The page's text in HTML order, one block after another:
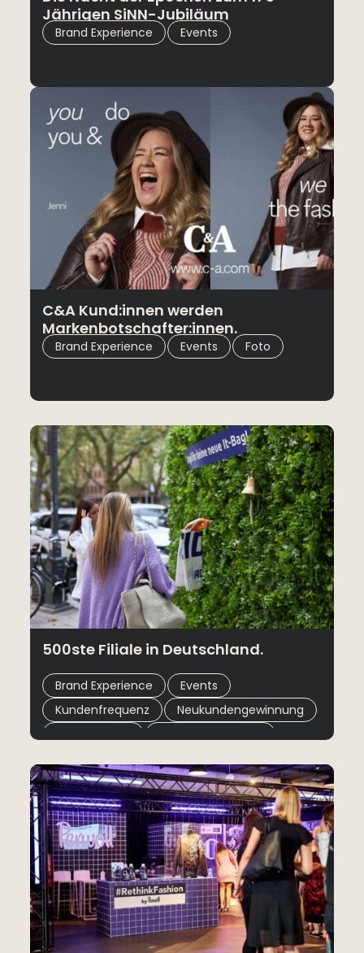
Jährigen SiNN-Jubiläum
Brand Experience Events
C&A Kund:innen werden
Markenbotschafter:innen.
Brand Experience Events Foto
500ste Filiale in Deutschland.
Brand Experience Events
Kundenfrequenz Neukundengewinnung
,